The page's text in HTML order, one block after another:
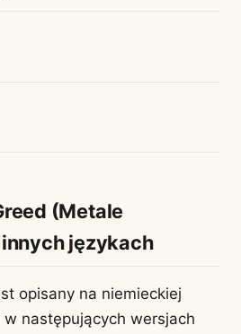
(Metale
językach
opisany na niemieckiej
następujących wersjach